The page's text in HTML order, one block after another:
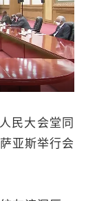
民大会堂同
亚斯举行会